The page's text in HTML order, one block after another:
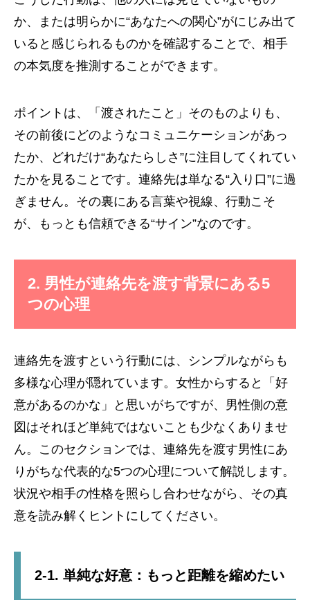
か、または明らかに“あなたへの関心”がにじみ出て
いると感じられるものかを確認することで、相手
の本気度を推測することができます。
ポイントは、「渡されたこと」そのものよりも、
その前後にどのようなコミュニケーションがあっ
たか、どれだけ“あなたらしさ”に注目してくれてい
たかを見ることです。連絡先は単なる“入り口”に過
ぎません。その裏にある言葉や視線、行動こそ
が、もっとも信頼できる“サイン”なのです。
2. 男性が連絡先を渡す背景にある5
つの心理
連絡先を渡すという行動には、シンプルながらも
多様な心理が隠れています。女性からすると「好
意があるのかな」と思いがちですが、男性側の意
図はそれほど単純ではないことも少なくありませ
ん。このセクションでは、連絡先を渡す男性にあ
りがちな代表的な5つの心理について解説します。
状況や相手の性格を照らし合わせながら、その真
意を読み解くヒントにしてください。
2-1. 単純な好意：もっと距離を縮めたい